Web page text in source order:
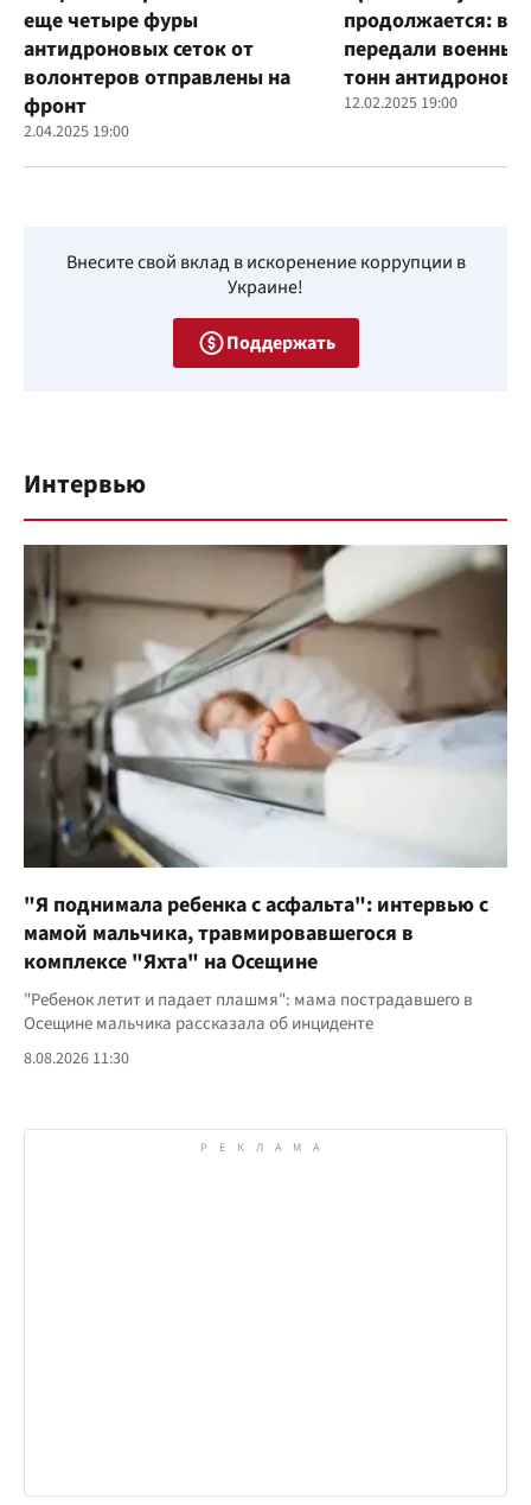
еще четыре фуры
антидроновых сеток от
волонтеров отправлены на
фронт
2.04.2025 19:00
продолжается:
передали
тонн
12.02.2025 19:00
Внесите свой вклад в искоренение коррупции в
Украине!
Поддержать
Интервью
"Я поднимала ребенка с асфальта": интервью с
мамой мальчика, травмировавшегося в
комплексе "Яхта" на Осещине
"Ребенок летит и падает плашмя": мама пострадавшего в
Осещине мальчика рассказала об инциденте
8.08.2026 11:30